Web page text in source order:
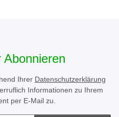
Abonnieren
Ihrer Datenschutzerklärung
Informationen zu Ihrem
per E-Mail zu.